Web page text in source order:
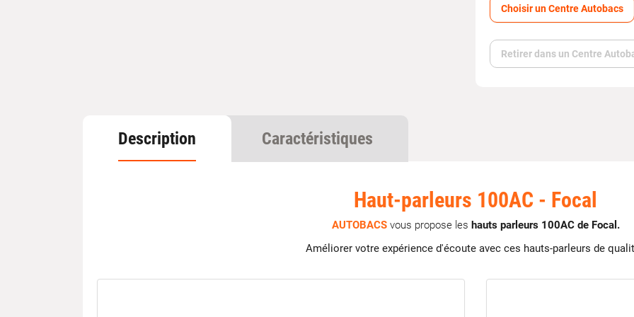
Choisir un Centre Autobacs
Retirer dans un Centre
Description Caractéristiques
Haut-parleurs 100AC - Focal
AUTOBACSvous propose les hauts parleurs 100AC de Focal.
Améliorer votre expérience d'écoute avec ces hauts-parleurs de